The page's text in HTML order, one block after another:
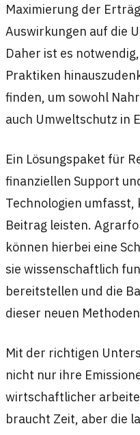
Maximierung der
Auswirkungen auf die
Daher ist es
Praktiken
finden, um sowohl
auch Umweltschutz in
Ein Lösungspaket für
finanziellen Support
Technologien
Beitrag leisten.
können hierbei eine
sie wissenschaftlich
bereitstellen und die
dieser neuen
Mit der richtigen
nicht nur ihre
wirtschaftlicher
braucht Zeit, aber die